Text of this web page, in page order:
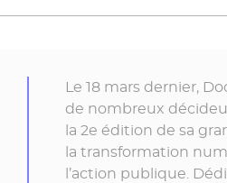
question ?
Contacter
Le 18 mars dernier,
de nombreux
la 2e édition de sa
la transformation
l’action publique.